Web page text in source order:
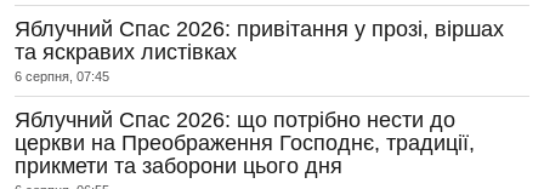
Яблучний Спас 2026: привітання у прозі, віршах
та яскравих листівках
6 серпня, 07:45
Яблучний Спас 2026: що потрібно нести до
церкви на Преображення Господнє, традиції,
прикмети та заборони цього дня